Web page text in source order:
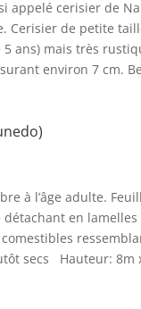
appelé cerisier de
Cerisier de petite
ans) mais très
environ 7 cm.
à l’âge adulte.
en
secs Hauteur: 8m